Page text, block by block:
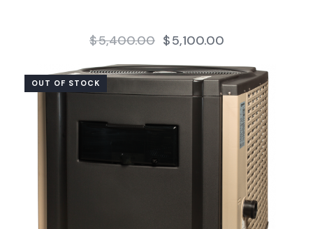
$5,400.00 $5,100.00
OUT OF STOCK